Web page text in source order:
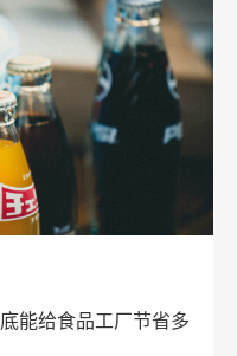
能给食品工厂节省多